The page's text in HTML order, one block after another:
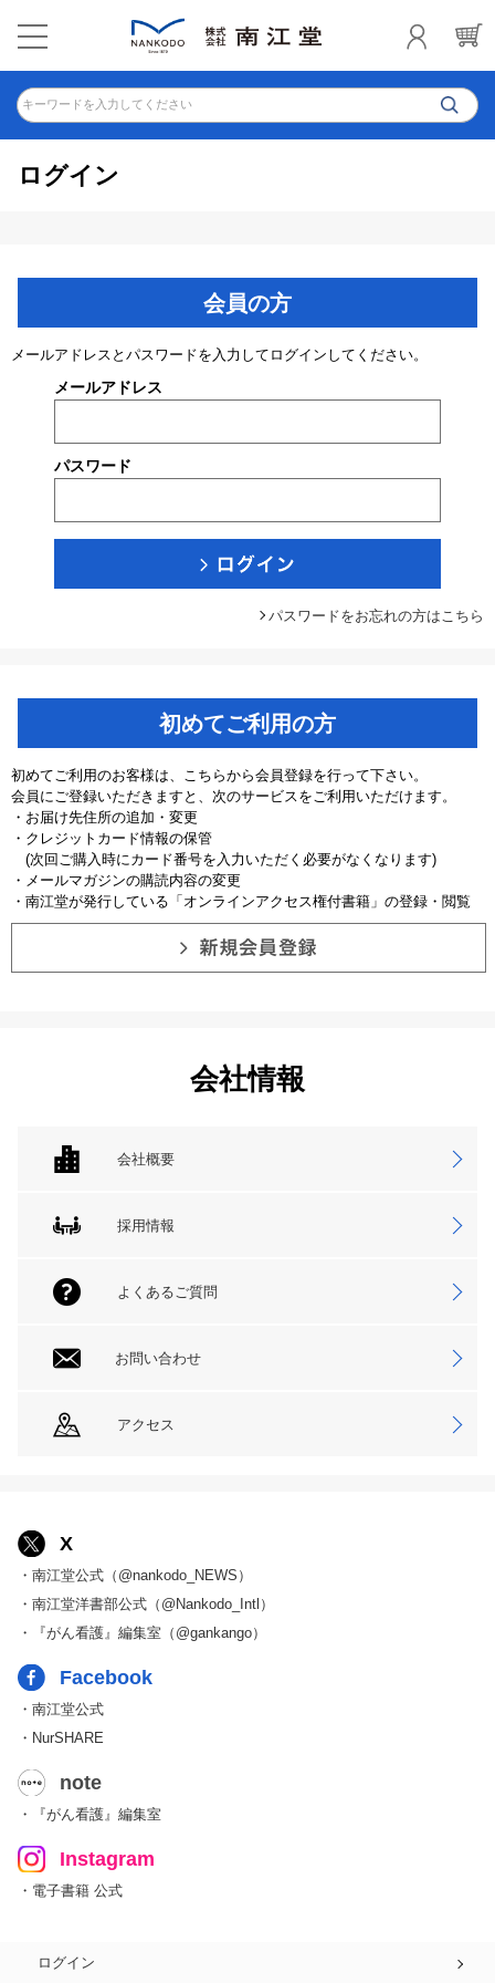
キーワードを入力してください
ログイン
会員の方
メールアドレスとパスワードを入力してログインしてください。
メールアドレス
パスワード
パスワードをお忘れの方はこちら
初めてご利用の方
初めてご利用のお客様は、こちらから会員登録を行って下さい。
会員にご登録いただきますと、次のサービスをご利用いただけます。
・お届け先住所の追加・変更
・クレジットカード情報の保管
(次回ご購入時にカード番号を入力いただく必要がなくなります)
・メールマガジンの購読内容の変更
・南江堂が発行している「オンラインアクセス権付書籍」の登録・閲覧
会社情報
会社概要
採用情報
よくあるご質問
お問い合わせ
アクセス
X
・南江堂公式（@nankodo_NEWS）
・南江堂洋書部公式（@Nankodo_Intl）
・『がん看護』編集室（@gankango）
Facebook
・南江堂公式
・NurSHARE
note
・『がん看護』編集室
Instagram
・電子書籍 公式
ログイン